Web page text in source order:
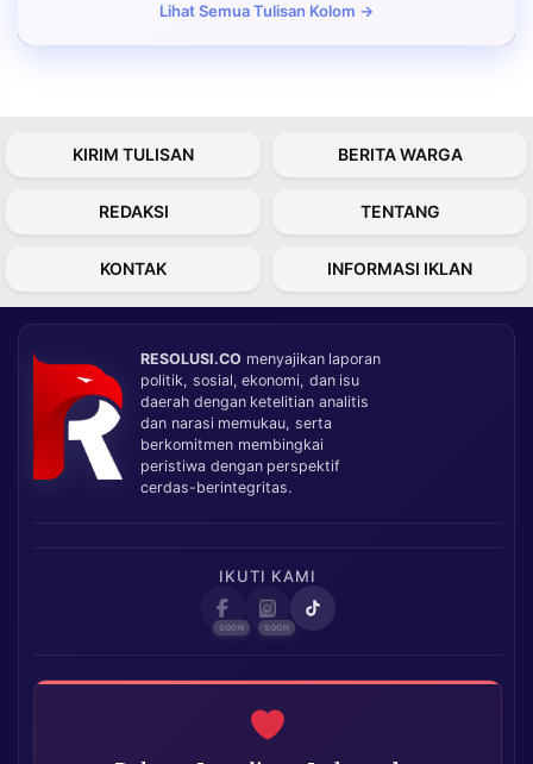
Lihat Semua Tulisan Kolom →
KIRIM TULISAN BERITA WARGA
REDAKSI TENTANG
KONTAK INFORMASI IKLAN
RESOLUSI.CO menyajikan laporan
politik, sosial, ekonomi, dan isu
daerah dengan ketelitian analitis
dan narasi memukau, serta
berkomitmen membingkai
peristiwa dengan perspektif
cerdas-berintegritas.
IKUTI KAMI